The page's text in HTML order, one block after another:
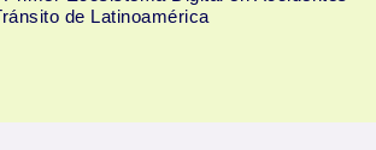
de Latinoamérica